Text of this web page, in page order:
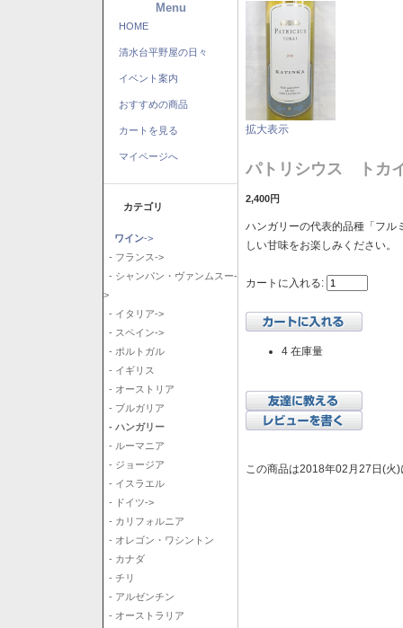
Menu
HOME
清水台平野屋の日々
イベント案内
おすすめの商品
カートを見る
マイページへ
カテゴリ
ワイン->
- フランス->
- シャンパン・ヴァンムスー-
>
- イタリア->
- スペイン->
- ポルトガル
- イギリス
- オーストリア
- ブルガリア
- ハンガリー
- ルーマニア
- ジョージア
- イスラエル
- ドイツ->
- カリフォルニア
- オレゴン・ワシントン
- カナダ
- チリ
- アルゼンチン
- オーストラリア
拡大表示
パトリシウス トカ
2,400円
ハンガリーの代表的品種「フル
しい甘味をお楽しみください。
カートに入れる:
4 在庫量
この商品は2018年02月27日(火